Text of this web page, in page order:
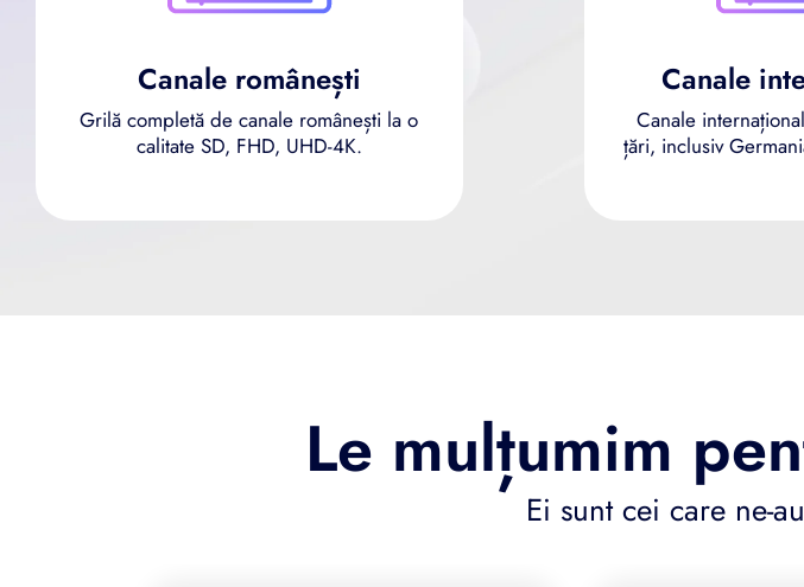
Canale românești
Grilă completă de canale românești la o
calitate SD, FHD, UHD-4K.
Canale
Canale
țări, inclusiv
Le mulțumim
Ei sunt cei care ne-